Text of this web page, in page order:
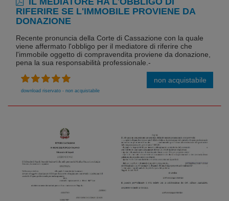
RIFERIRE SE L'IMMOBILE PROVIENE DA
DONAZIONE
Recente pronuncia della Corte di Cassazione con la quale
viene affermato l'obbligo per il mediatore di riferire che
l'immobile oggetto di compravendita proviene da donazione,
pena la sua responsabilità professionale.-
download riservato - non acquistabile
non acquistabile